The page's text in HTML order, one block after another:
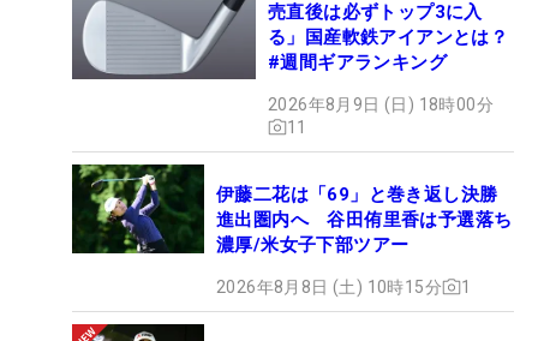
売直後は必ずトップ3に入
る」国産軟鉄アイアンとは？
#週間ギアランキング
2026年8月9日 (日) 18時00分
11
伊藤二花は「69」と巻き返し決勝
進出圏内へ 谷田侑里香は予選落ち
濃厚/米女子下部ツアー
2026年8月8日 (土) 10時15分 1